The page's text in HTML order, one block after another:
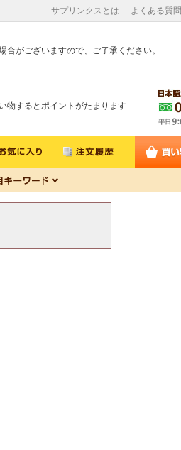
サプリンクスとは よくある質問
がございますので、ご了承ください。
物するとポイントがたまります